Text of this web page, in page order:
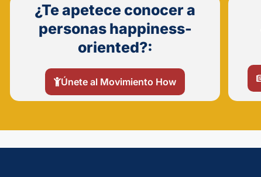
¿Te apetece conocer a
personas happiness-
oriented?:
Únete al Movimiento How